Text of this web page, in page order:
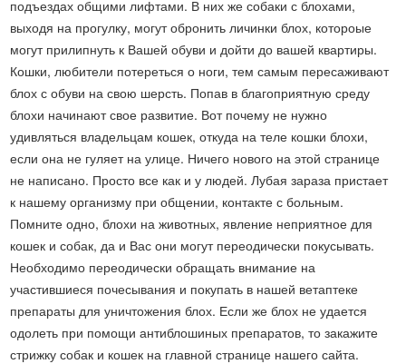
подъездах общими лифтами. В них же собаки с блохами,
выходя на прогулку, могут обронить личинки блох, котороые
могут прилипнуть к Вашей обуви и дойти до вашей квартиры.
Кошки, любители потереться о ноги, тем самым пересаживают
блох с обуви на свою шерсть. Попав в благоприятную среду
блохи начинают свое развитие. Вот почему не нужно
удивляться владельцам кошек, откуда на теле кошки блохи,
если она не гуляет на улице. Ничего нового на этой странице
не написано. Просто все как и у людей. Лубая зараза пристает
к нашему организму при общении, контакте с больным.
Помните одно, блохи на животных, явление неприятное для
кошек и собак, да и Вас они могут переодически покусывать.
Необходимо переодически обращать внимание на
участившиеся почесывания и покупать в нашей ветаптеке
препараты для уничтожения блох. Если же блох не удается
одолеть при помощи антиблошиных препаратов, то закажите
стрижку собак и кошек на главной странице нашего сайта.